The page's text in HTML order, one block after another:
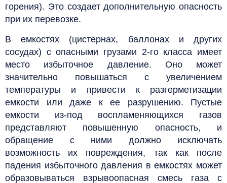
горения). Это создает дополнительную опасность
при их перевозке.
В емкостях (цистернах, баллонах и других
сосудах) с опасными грузами 2-го класса имеет
место избыточное давление. Оно может
значительно повышаться с увеличением
температуры и привести к разгерметизации
емкости или даже к ее разрушению. Пустые
емкости из-под воспламеняющихся газов
представляют повышенную опасность, и
обращение с ними должно исключать
возможность их повреждения, так как после
падения избыточного давления в емкостях может
образовываться взрывоопасная смесь газа с